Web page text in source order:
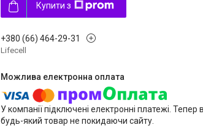
Купити з
+380 (66) 464-29-31
Lifecell
У компанії підключені електронні платежі.
будь-який товар не покидаючи сайту.